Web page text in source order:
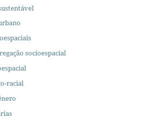
socioespacial
racial